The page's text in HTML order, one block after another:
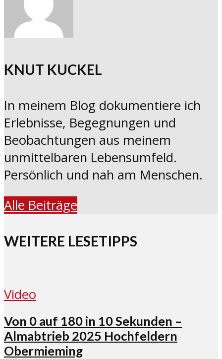
KNUT KUCKEL
In meinem Blog dokumentiere ich
Erlebnisse, Begegnungen und
Beobachtungen aus meinem
unmittelbaren Lebensumfeld.
Persönlich und nah am Menschen.
Alle Beiträge
WEITERE LESETIPPS
Video
Von 0 auf 180 in 10 Sekunden –
Almabtrieb 2025 Hochfeldern
Obermieming